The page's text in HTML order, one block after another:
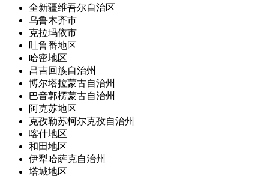
全新疆维吾尔自治区
乌鲁木齐市
克拉玛依市
吐鲁番地区
哈密地区
昌吉回族自治州
博尔塔拉蒙古自治州
巴音郭楞蒙古自治州
阿克苏地区
克孜勒苏柯尔克孜自治州
喀什地区
和田地区
伊犁哈萨克自治州
塔城地区